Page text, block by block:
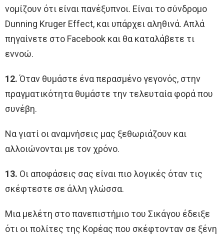
νομίζουν ότι είναι πανέξυπνοι. Είναι το σύνδρομο
Dunning Kruger Effect, και υπάρχει αληθινά. Απλά
πηγαίνετε στο Facebook και θα καταλάβετε τι
εννοώ.
12.Όταν θυμάστε ένα περασμένο γεγονός, στην
πραγματικότητα θυμάστε την τελευταία φορά που
συνέβη.
Να γιατί οι αναμνήσεις μας ξεθωριάζουν και
αλλοιώνονται με τον χρόνο.
13. Οι αποφάσεις σας είναι πιο λογικές όταν τις
σκέφτεστε σε άλλη γλώσσα.
Μια μελέτη στο πανεπιστήμιο του Σικάγου έδειξε
ότι οι πολίτες της Κορέας που σκέφτονταν σε ξένη